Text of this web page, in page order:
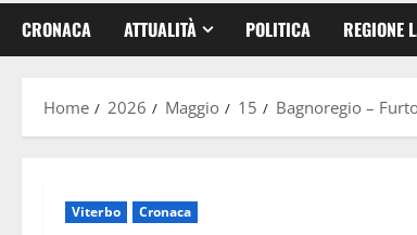
CRONACA ATTUALITÀ POLITICA REGIONE
Home 2026 Maggio 15 Bagnoregio –
Viterbo Cronaca